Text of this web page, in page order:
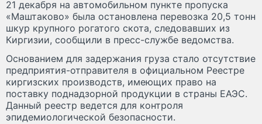
21 декабря на автомобильном пункте пропуска
«Маштаково» была остановлена перевозка 20,5 тонн
шкур крупного рогатого скота, следовавших из
Киргизии, сообщили в пресс-службе ведомства.
Основанием для задержания груза стало отсутствие
предприятия-отправителя в официальном Реестре
киргизских производств, имеющих право на
поставку поднадзорной продукции в страны ЕАЭС.
Данный реестр ведется для контроля
эпидемиологической безопасности.